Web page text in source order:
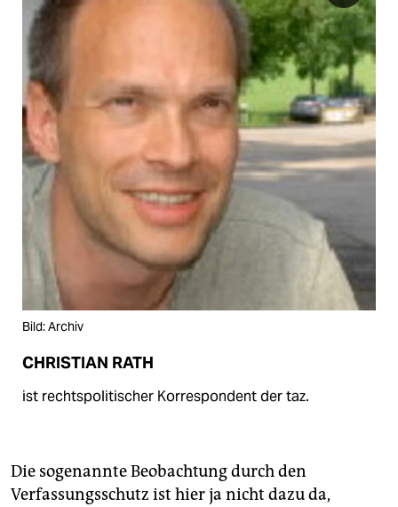
Bild: Archiv
CHRISTIAN RATH
ist rechtspolitischer Korrespondent der taz.
Die sogenannte Beobachtung durch den
Verfassungsschutz ist hier ja nicht dazu da,